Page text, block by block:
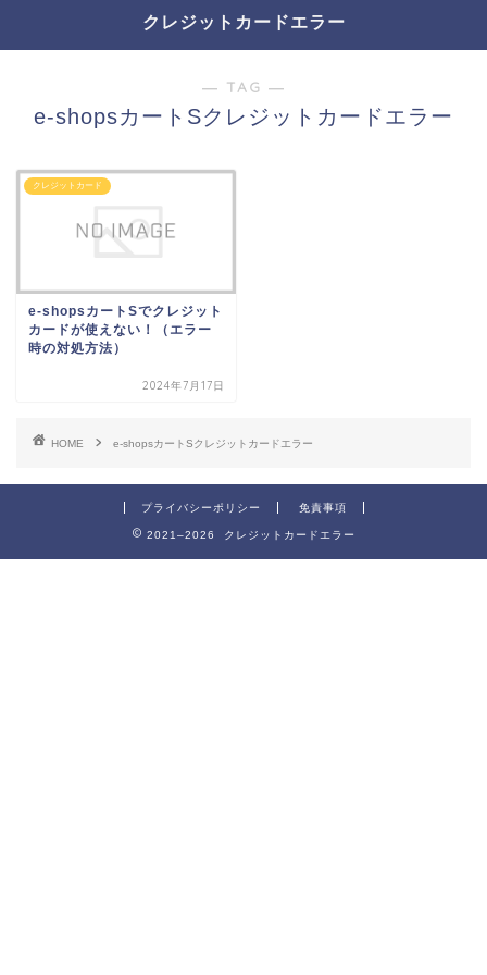
クレジットカードエラー
― TAG ―
e-shopsカートSクレジットカードエラー
クレジットカード
e-shopsカートSでクレジット
カードが使えない！（エラー
時の対処方法）
2024年7月17日
HOME e-shopsカートSクレジットカードエラー
プライバシーポリシー 免責事項
2021–2026 クレジットカードエラー